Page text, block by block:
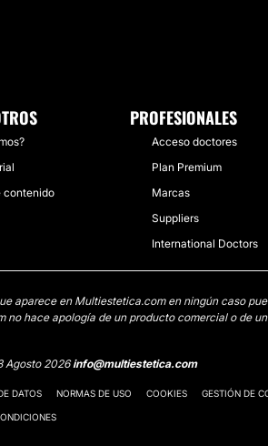
contenido
PROFESIONALES
Acceso doctores
Plan Premium
Marcas
Suppliers
International Doctors
aparece en Multiestetica.com en ningún caso
no hace apología de un producto comercial o de
Agosto 2026info@multiestetica.com
DATOS NORMAS DE USO COOKIES GESTIÓN DE